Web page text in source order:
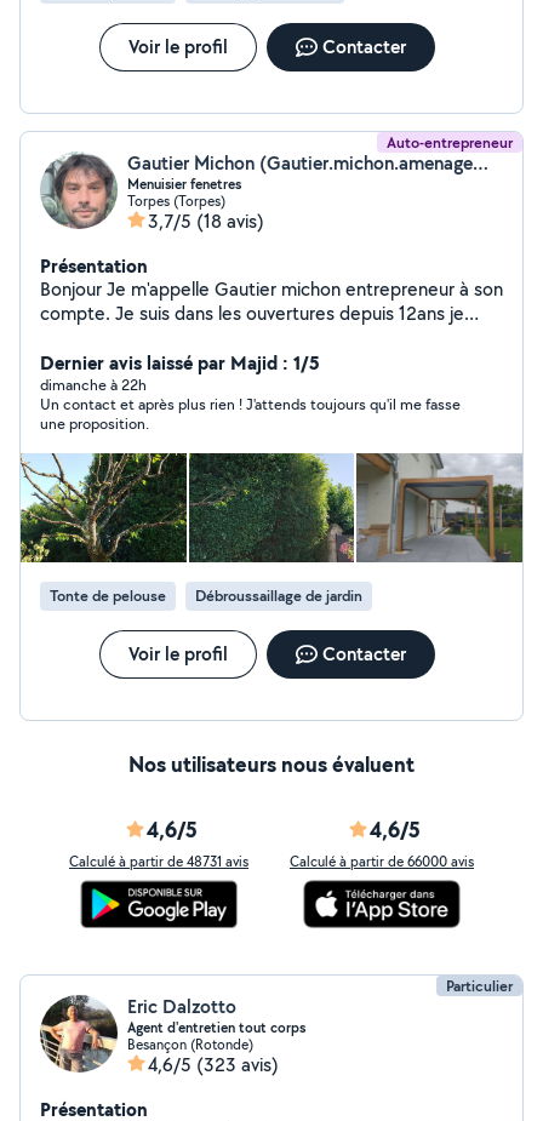
Voir le profil Contacter
Auto-entrepreneur
Gautier Michon (Gautier.michon.amenagement@gmail.com)
Menuisier fenetres
Torpes (Torpes)
3,7/5 (18 avis)
Présentation
Bonjour Je m'appelle Gautier michon entrepreneur à son
compte. Je suis dans les ouvertures depuis 12ans je
motorisée -porte d'entrée -baie coulissante -porte
d'accès Je fais de l'entretien d'espace vert: -tonte -
elagage -entretiens annuels Je pose des terrasses bois :
-composite -lames de terrasses (mélèze, bois exotique)
Je pose : -abri de jardin -pergolas -véranda (simple) -
chalet de jardin -dalle béton toute surface Au plaisir de
travailler avec vous sur vos projets Cordialement
Gautier michon
Dernier avis laissé par Majid : 1/5
dimanche à 22h
Un contact et après plus rien ! J'attends toujours qu'il me fasse
une proposition.
Tonte de pelouse Débroussaillage de jardin
Voir le profil Contacter
Nos utilisateurs nous évaluent
4,6/5
Calculé à partir de 48731 avis
4,6/5
Calculé à partir de 66000 avis
Particulier
Eric Dalzotto
Agent d'entretien tout corps
Besançon (Rotonde)
4,6/5 (323 avis)
Présentation